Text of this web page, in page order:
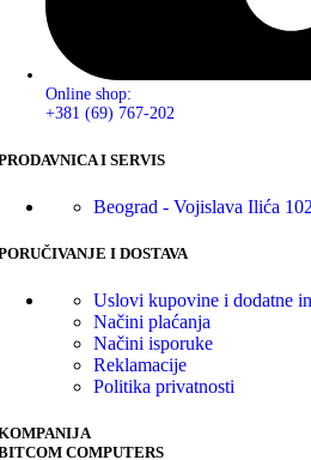
Online shop:
+381 (69) 767-202
I SERVIS
Beograd - Vojislava Ilića
I DOSTAVA
Uslovi kupovine i dodatne
Načini plaćanja
Načini isporuke
Reklamacije
Politika privatnosti
COMPUTERS